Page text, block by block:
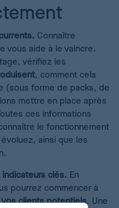
Connaître
vous aide à le vaincre.
vérifiez les
, comment cela
(sous forme de packs, de
mettre en place après
ces informations
le fonctionnement
ainsi que les
clés. En
pourrez commencer à
clients potentiels. Une